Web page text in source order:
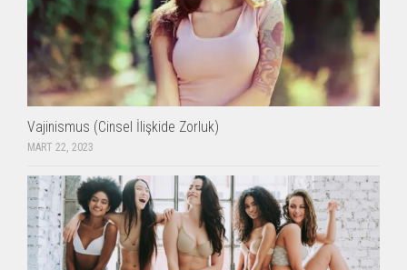
Vajinismus (Cinsel İlişkide Zorluk)
MART 22, 2023